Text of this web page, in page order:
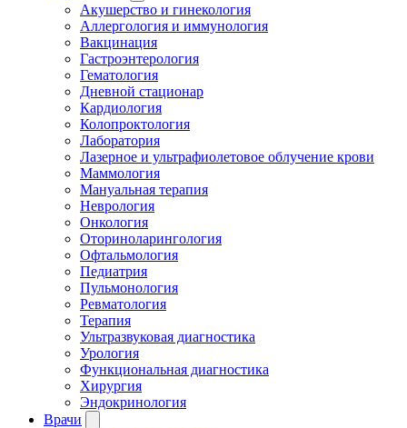
Акушерство и гинекология
Аллергология и иммунология
Вакцинация
Гастроэнтерология
Гематология
Дневной стационар
Кардиология
Колопроктология
Лаборатория
Лазерное и ультрафиолетовое облучение крови
Маммология
Мануальная терапия
Неврология
Онкология
Оториноларингология
Офтальмология
Педиатрия
Пульмонология
Ревматология
Терапия
Ультразвуковая диагностика
Урология
Функциональная диагностика
Хирургия
Эндокринология
Врачи